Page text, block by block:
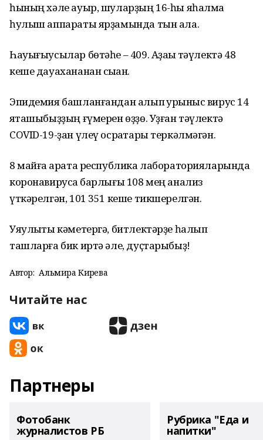
һының хәле ауыр, шуларҙың 16-һы яһалма
һулыш аппараты ярҙамында тын ала.
Һауығыусылар бөтәһе – 409. Аҙаҡҡы тәүлектә 48
кеше дауахананан сыҡҡан.
Эпидемия башланғандан алып ҡурҡыныс вирус 14
яҡташыбыҙҙың ғүмерен өҙҙө. Уҙған тәүлектә
COVID-19-ҙан үлеү осраҡтары теркәлмәгән.
8 майға ҡарата республика лабораторияларында
коронавирусҡа барлығы 108 мең анализ
үткәрелгән, 101 351 кеше тикшерелгән.
Уяулыҡты кәметергә, битлектәрҙе һалып
ташларға бик иртә әле, дуҫтарыбыҙ!
Автор: Альмира Кирәева
Читайте нас
Партнеры
Фотобанк
журналистов РБ
Рубрика "Еда и
напитки"